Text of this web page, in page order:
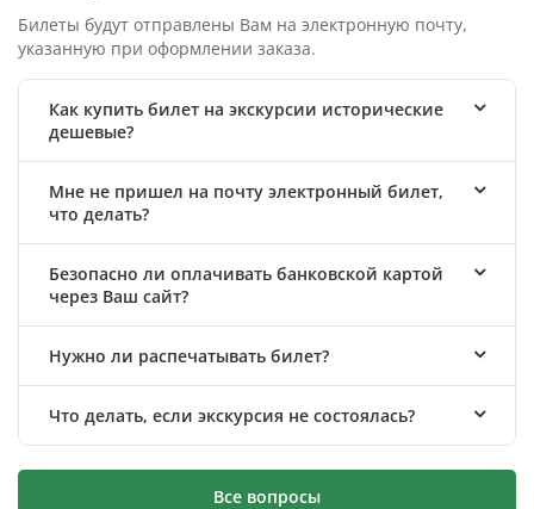
Билеты будут отправлены Вам на электронную почту,
указанную при оформлении заказа.
Как купить билет на экскурсии исторические
дешевые?
Мне не пришел на почту электронный билет,
что делать?
Безопасно ли оплачивать банковской картой
через Ваш сайт?
Нужно ли распечатывать билет?
Что делать, если экскурсия не состоялась?
Все вопросы